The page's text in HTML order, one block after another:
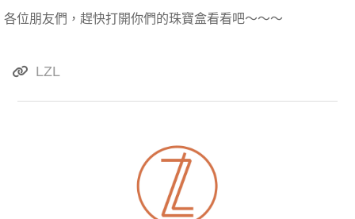
各位朋友們，趕快打開你們的珠寶盒看看吧～～～
LZL